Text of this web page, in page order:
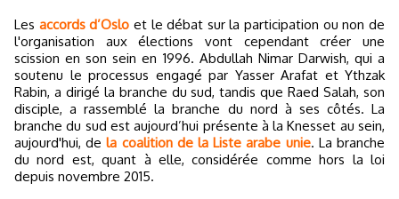
Les accords d’Oslo et le débat sur la participation ou non de
l'organisation aux élections vont cependant créer une
scission en son sein en 1996. Abdullah Nimar Darwish, qui a
soutenu le processus engagé par Yasser Arafat et Ythzak
Rabin, a dirigé la branche du sud, tandis que Raed Salah, son
disciple, a rassemblé la branche du nord à ses côtés. La
branche du sud est aujourd’hui présente à la Knesset au sein,
aujourd'hui, dela coalition de la Liste arabe unie. La branche
du nord est, quant à elle, considérée comme hors la loi
depuis novembre 2015.